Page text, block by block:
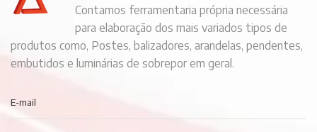
Contamos ferramentaria própria necessária
para elaboração dos mais variados tipos de
produtos como, Postes, balizadores, arandelas, pendentes,
embutidos e luminárias de sobrepor em geral.
E-mail